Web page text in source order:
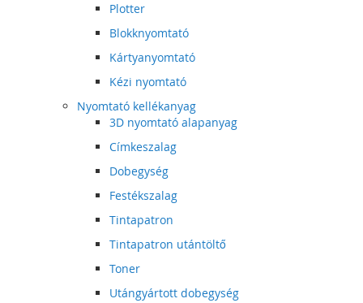
Plotter
Blokknyomtató
Kártyanyomtató
Kézi nyomtató
Nyomtató kellékanyag
3D nyomtató alapanyag
Címkeszalag
Dobegység
Festékszalag
Tintapatron
Tintapatron utántöltő
Toner
Utángyártott dobegység